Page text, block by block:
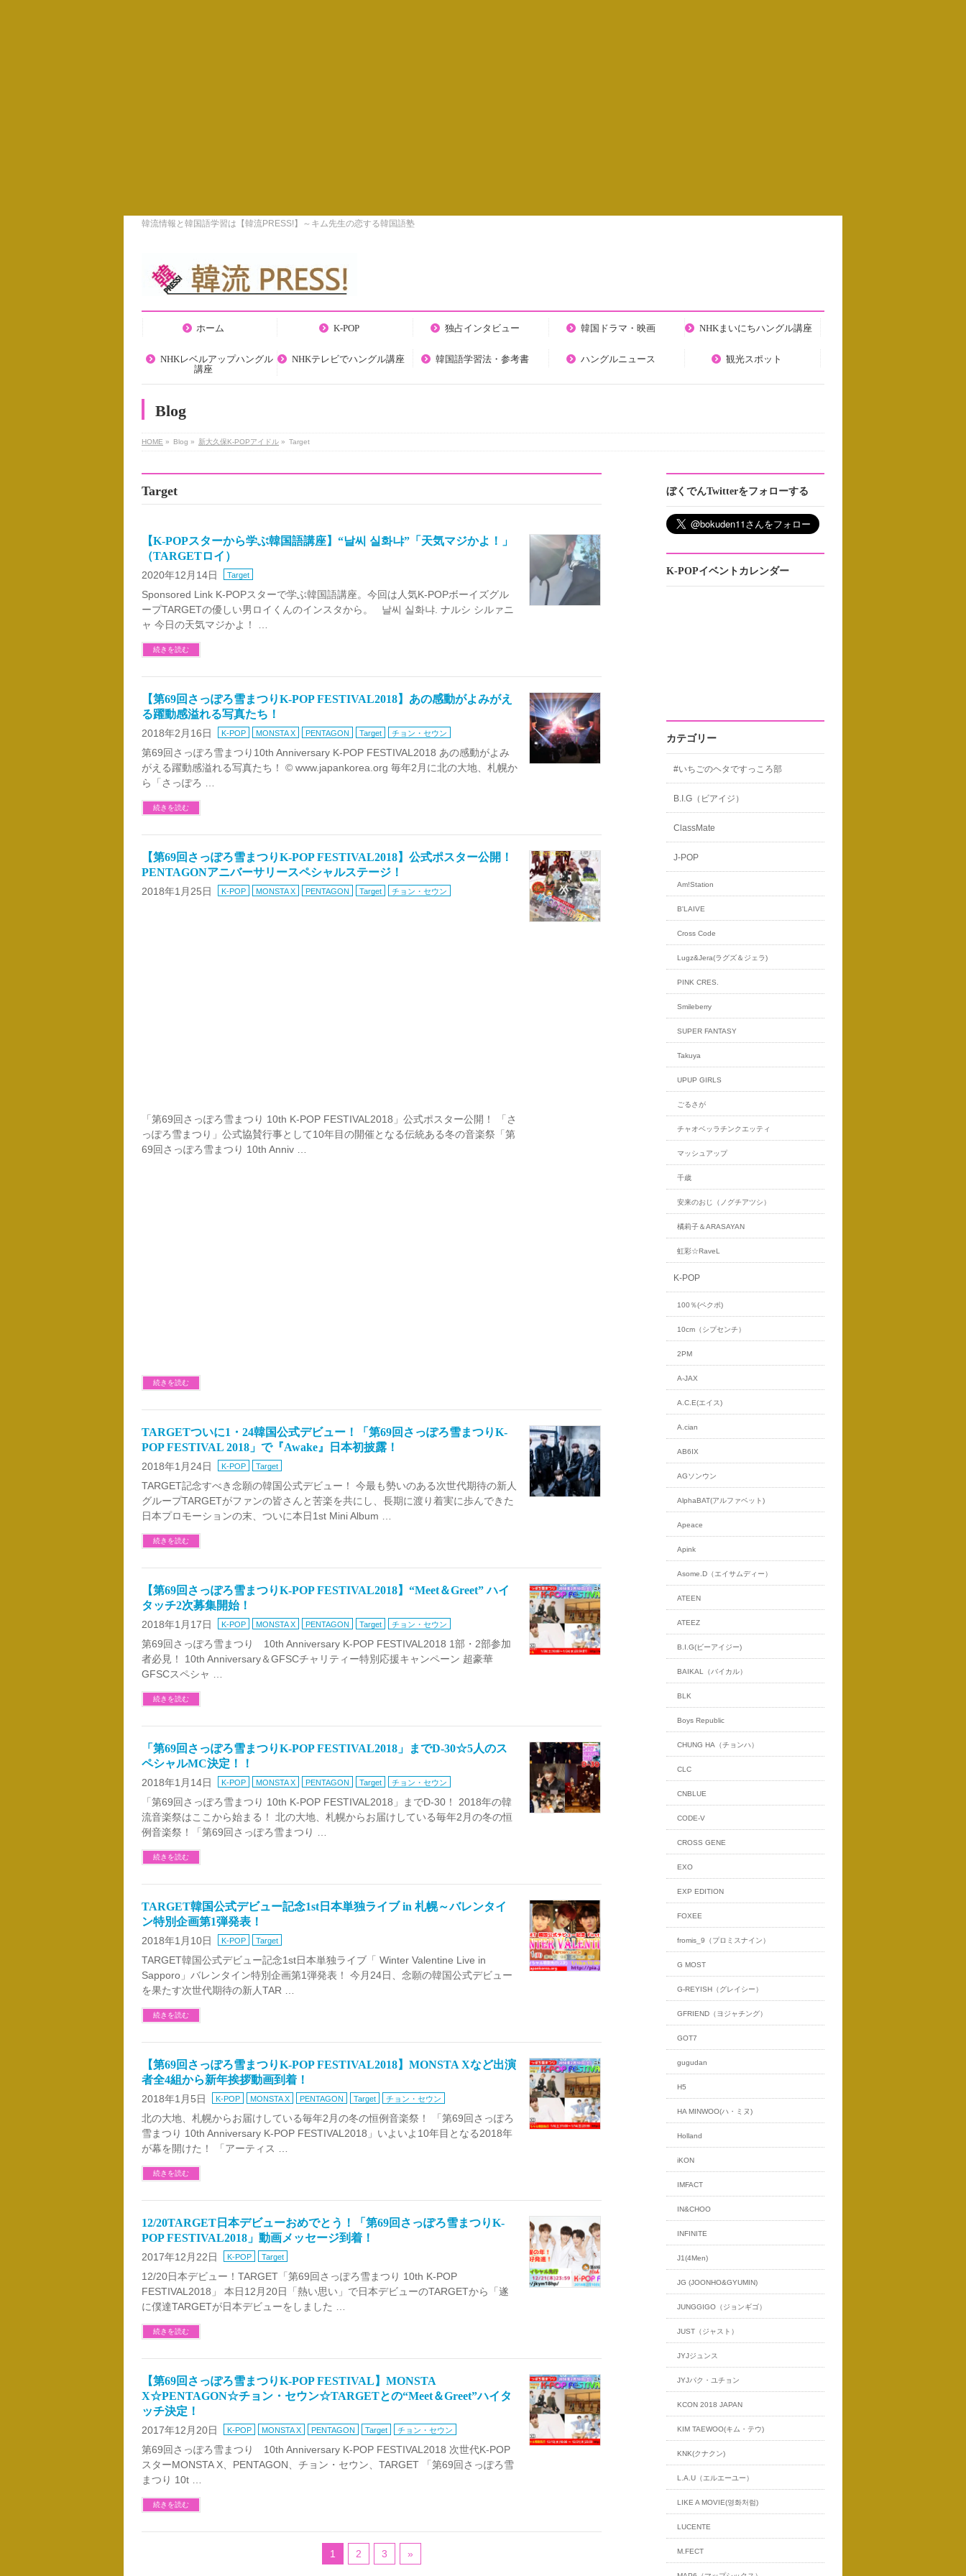
韓流情報と韓国語学習は【韓流PRESS!】～キム先生の恋する韓国語塾
ホーム K-POP 独占インタビュー 韓国ドラマ・映画 NHKまいにちハングル講座
NHKレベルアップハングル
講座
NHKテレビでハングル講座 韓国語学習法・参考書 ハングルニュース 観光スポット
Blog
HOME » Blog » 新大久保K-POPアイドル » Target
Target
【K-POPスターから学ぶ韓国語講座】“날씨 실화냐”「天気マジかよ！」
（TARGETロイ）
2020年12月14日 Target
Sponsored Link K-POPスターで学ぶ韓国語講座。今回は人気K-POPボーイズグル
ープTARGETの優しい男ロイくんのインスタから。 날씨 실화냐. ナルシ シルァニ
ャ 今日の天気マジかよ！ …
続きを読む
【第69回さっぽろ雪まつりK-POP FESTIVAL2018】あの感動がよみがえ
る躍動感溢れる写真たち！
2018年2月16日 K-POP MONSTA X PENTAGON Target チョン・セウン
第69回さっぽろ雪まつり10th Anniversary K-POP FESTIVAL2018 あの感動がよみ
がえる躍動感溢れる写真たち！ © www.japankorea.org 毎年2月に北の大地、札幌か
ら「さっぽろ …
続きを読む
【第69回さっぽろ雪まつりK-POP FESTIVAL2018】公式ポスター公開！
PENTAGONアニバーサリースペシャルステージ！
2018年1月25日 K-POP MONSTA X PENTAGON Target チョン・セウン
「第69回さっぽろ雪まつり 10th K-POP FESTIVAL2018」公式ポスター公開！ 「さ
っぽろ雪まつり」公式協賛行事として10年目の開催となる伝統ある冬の音楽祭「第
69回さっぽろ雪まつり 10th Anniv …
続きを読む
TARGETついに1・24韓国公式デビュー！「第69回さっぽろ雪まつりK-
POP FESTIVAL 2018」で『Awake』日本初披露！
2018年1月24日 K-POP Target
TARGET記念すべき念願の韓国公式デビュー！ 今最も勢いのある次世代期待の新人
グループTARGETがファンの皆さんと苦楽を共にし、長期に渡り着実に歩んできた
日本プロモーションの末、ついに本日1st Mini Album …
続きを読む
【第69回さっぽろ雪まつりK-POP FESTIVAL2018】“Meet＆Greet” ハイ
タッチ2次募集開始！
2018年1月17日 K-POP MONSTA X PENTAGON Target チョン・セウン
第69回さっぽろ雪まつり 10th Anniversary K-POP FESTIVAL2018 1部・2部参加
者必見！ 10th Anniversary＆GFSCチャリティー特別応援キャンペーン 超豪華
GFSCスペシャ …
続きを読む
「第69回さっぽろ雪まつりK-POP FESTIVAL2018」までD-30☆5人のス
ペシャルMC決定！！
2018年1月14日 K-POP MONSTA X PENTAGON Target チョン・セウン
「第69回さっぽろ雪まつり 10th K-POP FESTIVAL2018」までD-30！ 2018年の韓
流音楽祭はここから始まる！ 北の大地、札幌からお届けしている毎年2月の冬の恒
例音楽祭！「第69回さっぽろ雪まつり …
続きを読む
TARGET韓国公式デビュー記念1st日本単独ライブ in 札幌～バレンタイ
ン特別企画第1弾発表！
2018年1月10日 K-POP Target
TARGET韓国公式デビュー記念1st日本単独ライブ「 Winter Valentine Live in
Sapporo」バレンタイン特別企画第1弾発表！ 今月24日、念願の韓国公式デビュー
を果たす次世代期待の新人TAR …
続きを読む
【第69回さっぽろ雪まつりK-POP FESTIVAL2018】MONSTA Xなど出演
者全4組から新年挨拶動画到着！
2018年1月5日 K-POP MONSTA X PENTAGON Target チョン・セウン
北の大地、札幌からお届けしている毎年2月の冬の恒例音楽祭！ 「第69回さっぽろ
雪まつり 10th Anniversary K-POP FESTIVAL2018」いよいよ10年目となる2018年
が幕を開けた！ 「アーティス …
続きを読む
12/20TARGET日本デビューおめでとう！「第69回さっぽろ雪まつりK-
POP FESTIVAL2018」動画メッセージ到着！
2017年12月22日 K-POP Target
12/20日本デビュー！TARGET「第69回さっぽろ雪まつり 10th K-POP
FESTIVAL2018」 本日12月20日「熱い思い」で日本デビューのTARGETから「遂
に僕達TARGETが日本デビューをしました …
続きを読む
【第69回さっぽろ雪まつりK-POP FESTIVAL】MONSTA
X☆PENTAGON☆チョン・セウン☆TARGETとの“Meet＆Greet”ハイタ
ッチ決定！
2017年12月20日 K-POP MONSTA X PENTAGON Target チョン・セウン
第69回さっぽろ雪まつり 10th Anniversary K-POP FESTIVAL2018 次世代K-POP
スターMONSTA X、PENTAGON、チョン・セウン、TARGET 「第69回さっぽろ雪
まつり 10t …
続きを読む
1 2 3 »
ぼくでんTwitterをフォローする
K-POPイベントカレンダー
カテゴリー
#いちごのヘタですっころ部
B.I.G（ビアイジ）
ClassMate
J-POP
Am!Station
B'LAIVE
Cross Code
Lugz&Jera(ラグズ＆ジェラ)
PINK CRES.
Smileberry
SUPER FANTASY
Takuya
UPUP GIRLS
ごるさが
チャオベッラチンクエッティ
マッシュアップ
千歳
安来のおじ（ノグチアツシ）
橘莉子＆ARASAYAN
虹彩☆RaveL
K-POP
100％(ペクポ)
10cm（シプセンチ）
2PM
A-JAX
A.C.E(エイス)
A.cian
AB6IX
AGソンウン
AlphaBAT(アルファベット)
Apeace
Apink
Asome.D（エイサムディー）
ATEEN
ATEEZ
B.I.G(ビーアイジー)
BAIKAL（バイカル）
BLK
Boys Republic
CHUNG HA（チョンハ）
CLC
CNBLUE
CODE-V
CROSS GENE
EXO
EXP EDITION
FOXEE
fromis_9（プロミスナイン）
G MOST
G-REYISH（グレイシー）
GFRIEND（ヨジャチング）
GOT7
gugudan
H5
HA MINWOO(ハ・ミヌ)
Holland
iKON
IMFACT
IN&CHOO
INFINITE
J1(4Men)
JG (JOONHO&GYUMIN)
JUNGGIGO（ジョンギゴ）
JUST（ジャスト）
JYJジュンス
JYJパク・ユチョン
KCON 2018 JAPAN
KIM TAEWOO(キム・テウ)
KNK(クナクン)
L.A.U（エルエーユー）
LIKE A MOVIE(영화처럼)
LUCENTE
M.FECT